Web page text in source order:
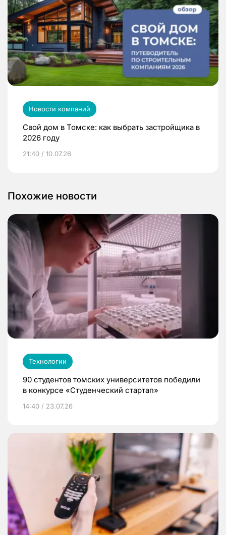
Новости компаний
Свой дом в Томске: как выбрать застройщика в
2026 году
21:40 / 10.07.26
Похожие новости
Технологии
90 студентов томских университетов победили
в конкурсе «Студенческий стартап»
14:40 / 23.07.26